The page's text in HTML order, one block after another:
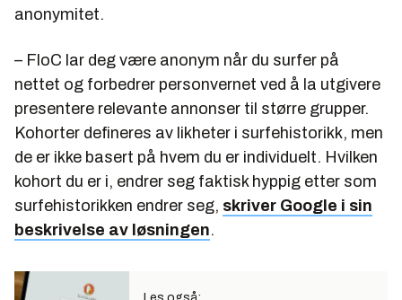
anonymitet.
– FloC lar deg være anonym når du surfer på
nettet og forbedrer personvernet ved å la utgivere
presentere relevante annonser til større grupper.
Kohorter defineres av likheter i surfehistorikk, men
de er ikke basert på hvem du er individuelt. Hvilken
kohort du er i, endrer seg faktisk hyppig etter som
surfehistorikken endrer seg, skriver Google i sin
beskrivelse av løsningen.